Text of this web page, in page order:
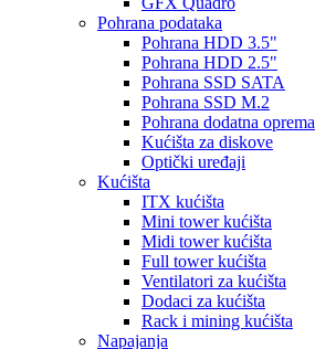
Pohrana podataka
Pohrana HDD 3.5"
Pohrana HDD 2.5"
Pohrana SSD SATA
Pohrana SSD M.2
Pohrana dodatna oprema
Kućišta za diskove
Optički uređaji
Kućišta
ITX kućišta
Mini tower kućišta
Midi tower kućišta
Full tower kućišta
Ventilatori za kućišta
Dodaci za kućišta
Rack i mining kućišta
Napajanja